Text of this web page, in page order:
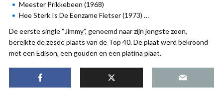
Meester Prikkebeen (1968)
Hoe Sterk Is De Eenzame Fietser (1973) …
De eerste single “Jimmy”, genoemd naar zijn jongste zoon,
bereikte de zesde plaats van de Top 40. De plaat werd bekroond
met een Edison, een gouden en een platina plaat.